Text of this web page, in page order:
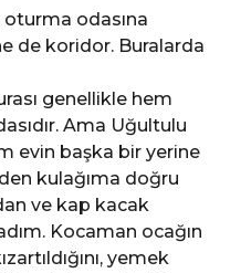
odasına
de koridor. Buralarda
genellikle hem
Ama Uğultulu
evin başka bir yerine
kulağıma doğru
ve kap kacak
Kocaman ocağın
yemek